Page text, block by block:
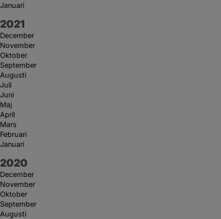
Januari
År:
2021
December
November
Oktober
September
Augusti
Juli
Juni
Maj
April
Mars
Februari
Januari
År:
2020
December
November
Oktober
September
Augusti